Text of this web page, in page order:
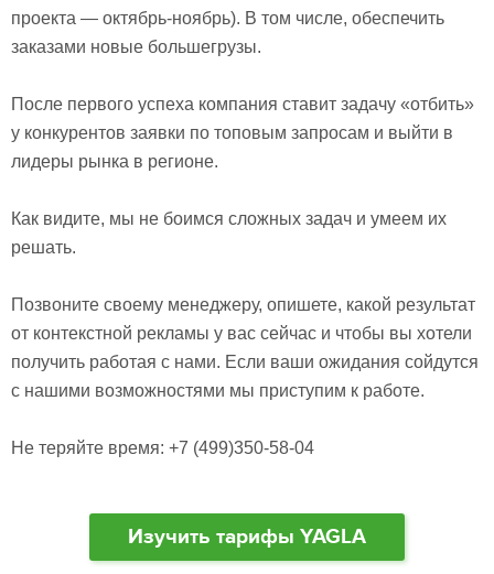
проекта — октябрь-ноябрь). В том числе, обеспечить
заказами новые большегрузы.
После первого успеха компания ставит задачу «отбить»
у конкурентов заявки по топовым запросам и выйти в
лидеры рынка в регионе.
Как видите, мы не боимся сложных задач и умеем их
решать.
Позвоните своему менеджеру, опишете, какой результат
от контекстной рекламы у вас сейчас и чтобы вы хотели
получить работая с нами. Если ваши ожидания сойдутся
с нашими возможностями мы приступим к работе.
Не теряйте время: +7 (499)350-58-04
Изучить тарифы YAGLA